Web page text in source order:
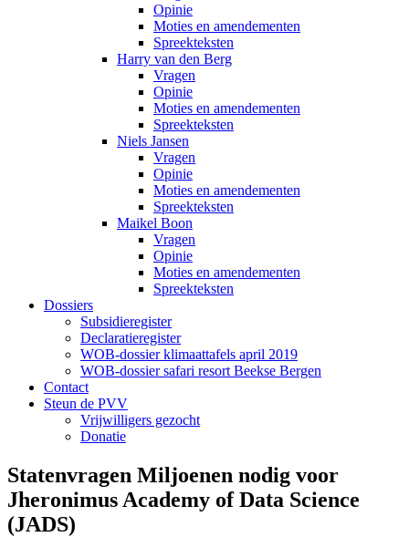
Opinie
Moties en amendementen
Spreekteksten
Harry van den Berg
Vragen
Opinie
Moties en amendementen
Spreekteksten
Niels Jansen
Vragen
Opinie
Moties en amendementen
Spreekteksten
Maikel Boon
Vragen
Opinie
Moties en amendementen
Spreekteksten
Dossiers
Subsidieregister
Declaratieregister
WOB-dossier klimaattafels april 2019
WOB-dossier safari resort Beekse Bergen
Contact
Steun de PVV
Vrijwilligers gezocht
Donatie
Statenvragen Miljoenen nodig voor
Jheronimus Academy of Data Science
(JADS)